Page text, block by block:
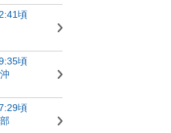
頃
頃
頃